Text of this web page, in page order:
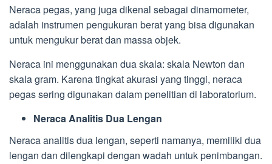
Neraca pegas, yang juga dikenal sebagai dinamometer,
adalah instrumen pengukuran berat yang bisa digunakan
untuk mengukur berat dan massa objek.
Neraca ini menggunakan dua skala: skala Newton dan
skala gram. Karena tingkat akurasi yang tinggi, neraca
pegas sering digunakan dalam penelitian di laboratorium.
Neraca Analitis Dua Lengan
Neraca analitis dua lengan, seperti namanya, memiliki dua
lengan dan dilengkapi dengan wadah untuk penimbangan.